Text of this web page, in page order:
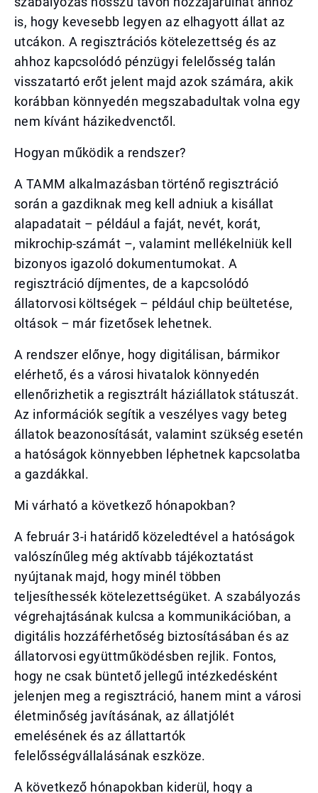
is, hogy kevesebb legyen az elhagyott állat az
utcákon. A regisztrációs kötelezettség és az
ahhoz kapcsolódó pénzügyi felelősség talán
visszatartó erőt jelent majd azok számára, akik
korábban könnyedén megszabadultak volna egy
nem kívánt házikedvenctől.
Hogyan működik a rendszer?
A TAMM alkalmazásban történő regisztráció
során a gazdiknak meg kell adniuk a kisállat
alapadatait – például a faját, nevét, korát,
mikrochip-számát –, valamint mellékelniük kell
bizonyos igazoló dokumentumokat. A
regisztráció díjmentes, de a kapcsolódó
állatorvosi költségek – például chip beültetése,
oltások – már fizetősek lehetnek.
A rendszer előnye, hogy digitálisan, bármikor
elérhető, és a városi hivatalok könnyedén
ellenőrizhetik a regisztrált háziállatok státuszát.
Az információk segítik a veszélyes vagy beteg
állatok beazonosítását, valamint szükség esetén
a hatóságok könnyebben léphetnek kapcsolatba
a gazdákkal.
Mi várható a következő hónapokban?
A február 3-i határidő közeledtével a hatóságok
valószínűleg még aktívabb tájékoztatást
nyújtanak majd, hogy minél többen
teljesíthessék kötelezettségüket. A szabályozás
végrehajtásának kulcsa a kommunikációban, a
digitális hozzáférhetőség biztosításában és az
állatorvosi együttműködésben rejlik. Fontos,
hogy ne csak büntető jellegű intézkedésként
jelenjen meg a regisztráció, hanem mint a városi
életminőség javításának, az állatjólét
emelésének és az állattartók
felelősségvállalásának eszköze.
A következő hónapokban kiderül, hogy a